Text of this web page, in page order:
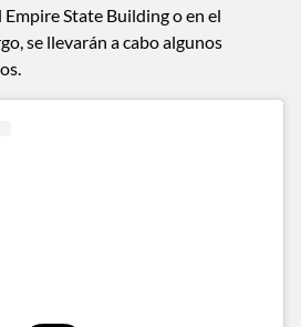
Empire State Building o en el
se llevarán a cabo algunos